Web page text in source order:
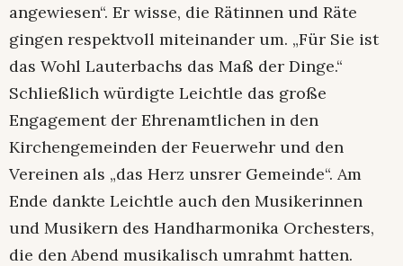
angewiesen“. Er wisse, die Rätinnen und Räte
gingen respektvoll miteinander um. „Für Sie ist
das Wohl Lauterbachs das Maß der Dinge.“
Schließlich würdigte Leichtle das große
Engagement der Ehrenamtlichen in den
Kirchengemeinden der Feuerwehr und den
Vereinen als „das Herz unsrer Gemeinde“. Am
Ende dankte Leichtle auch den Musikerinnen
und Musikern des Handharmonika Orchesters,
die den Abend musikalisch umrahmt hatten.